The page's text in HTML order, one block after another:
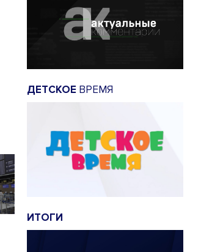
ДЕТСКОЕ ВРЕМЯ
ИТОГИ